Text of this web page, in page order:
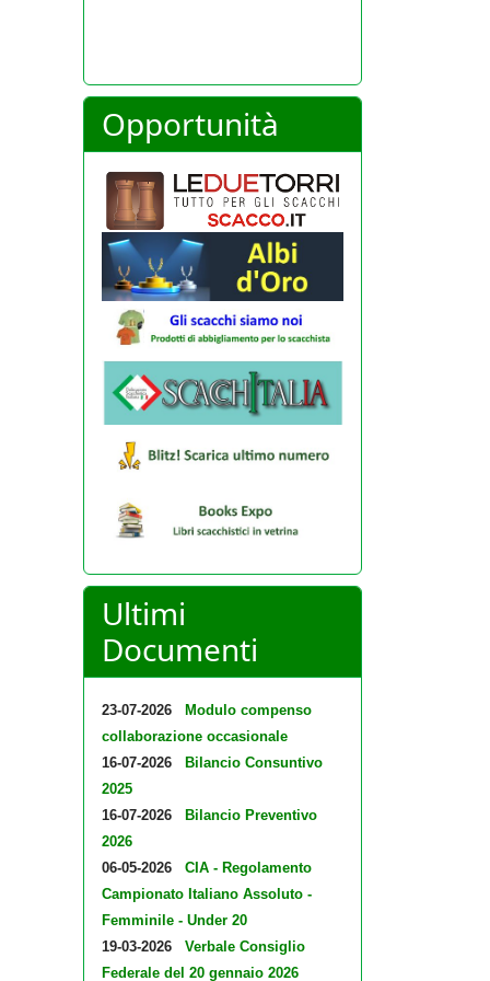
Opportunità
Ultimi
Documenti
23-07-2026
Modulo compenso
collaborazione occasionale
16-07-2026
Bilancio Consuntivo
2025
16-07-2026
Bilancio Preventivo
2026
06-05-2026
CIA - Regolamento
Campionato Italiano Assoluto -
Femminile - Under 20
19-03-2026
Verbale Consiglio
Federale del 20 gennaio 2026